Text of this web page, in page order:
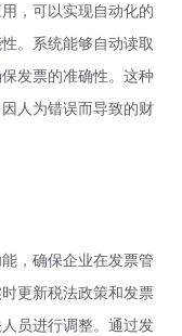
，可以实现自动化的
。系统能够自动读取
发票的准确性。这种
人为错误而导致的财
，确保企业在发票管
更新税法政策和发票
员进行调整。通过发